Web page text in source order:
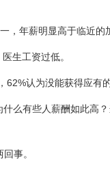
年薪明显高于临近的
生工资过低。
认为没能获得应有的
有些人薪酬如此高？
事。